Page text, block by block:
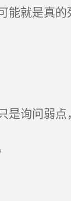
就是真的
询问弱点